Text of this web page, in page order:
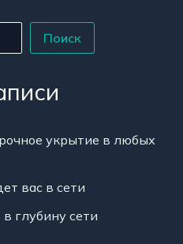
Поиск
укрытие в любых
вас в сети
глубину сети